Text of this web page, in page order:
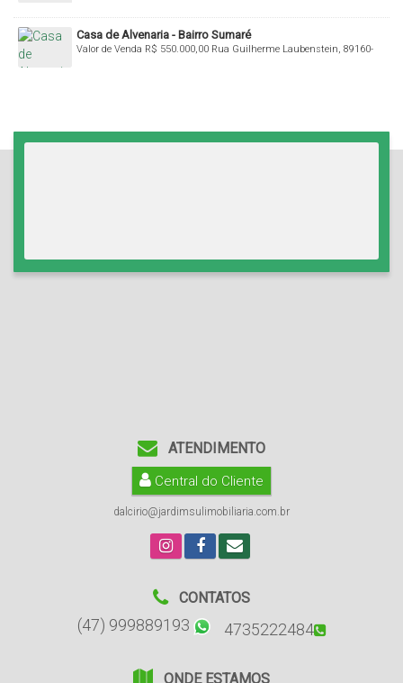
Casa de Alvenaria - Bairro Sumaré
R$ 550.000,00
Valor de Venda
Rua Guilherme Laubenstein, 89160-
ATENDIMENTO
Central do Cliente
dalcirio@jardimsulimobiliaria.com.br
CONTATOS
(47) 999889193 4735222484
ONDE ESTAMOS